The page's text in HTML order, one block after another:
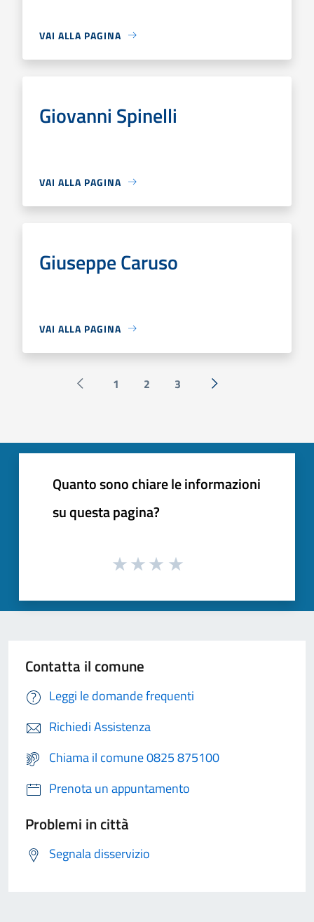
VAI ALLA PAGINA
Giovanni Spinelli
VAI ALLA PAGINA
Giuseppe Caruso
VAI ALLA PAGINA
Pagina precedente
1 2 3
Successiva »
Quanto sono chiare le informazioni
su questa pagina?
Contatta il comune
Leggi le domande frequenti
Richiedi Assistenza
Chiama il comune 0825 875100
Prenota un appuntamento
Problemi in città
Segnala disservizio